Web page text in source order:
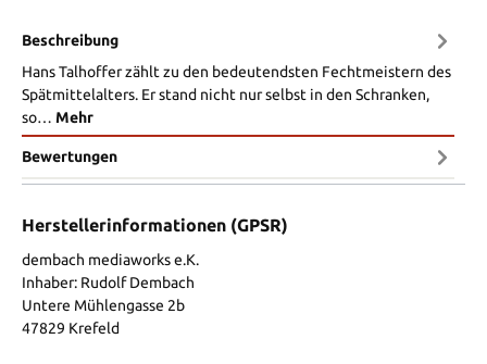
Beschreibung
Hans Talhoffer zählt zu den bedeutendsten Fechtmeistern des
Spätmittelalters. Er stand nicht nur selbst in den Schranken,
so… Mehr
Bewertungen
Herstellerinformationen (GPSR)
dembach mediaworks e.K.
Inhaber: Rudolf Dembach
Untere Mühlengasse 2b
47829 Krefeld